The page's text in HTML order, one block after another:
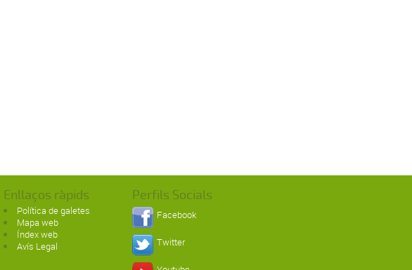
Enllaços ràpids
Política de galetes
Mapa web
Índex web
Avís Legal
Perfils Socials
Facebook
Twitter